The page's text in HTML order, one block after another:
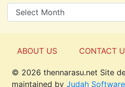
ABOUT US CONTACT
© 2026 thennarasu.net Site
maintained by Judah Software